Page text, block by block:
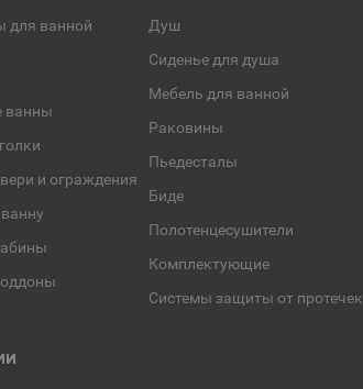
для ванной
ванны
и ограждения
Душ
Сиденье для душа
Мебель для ванной
Раковины
Пьедесталы
Биде
Полотенцесушители
Комплектующие
Системы защиты от протечек